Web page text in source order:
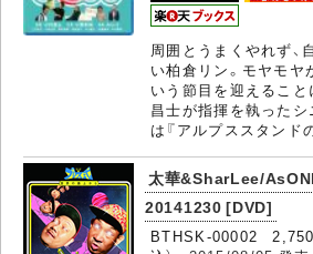
周囲とうまくやれず、
い柏倉リン。モヤモヤ
いう節目を迎えるこ
昌士が指揮を執った
は『アルプススタンド
太華&SharLee/
20141230 [DVD]
BTHSK-00002 2,750